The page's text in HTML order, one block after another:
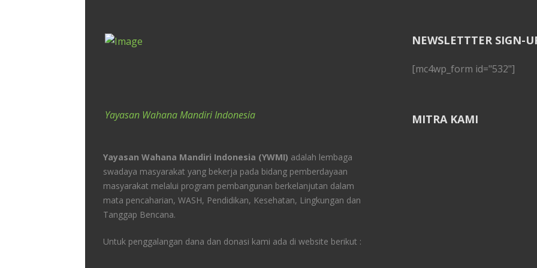
Yayasan Wahana Mandiri Indonesia
Yayasan Wahana Mandiri Indonesia (YWMI) adalah lembaga
swadaya masyarakat yang bekerja pada bidang pemberdayaan
masyarakat melalui program pembangunan berkelanjutan dalam
mata pencaharian, WASH, Pendidikan, Kesehatan, Lingkungan dan
Tanggap Bencana.
Untuk penggalangan dana dan donasi kami ada di website berikut :
NEWSLETTTER SIGN-
[mc4wp_form id="532"]
MITRA KAMI